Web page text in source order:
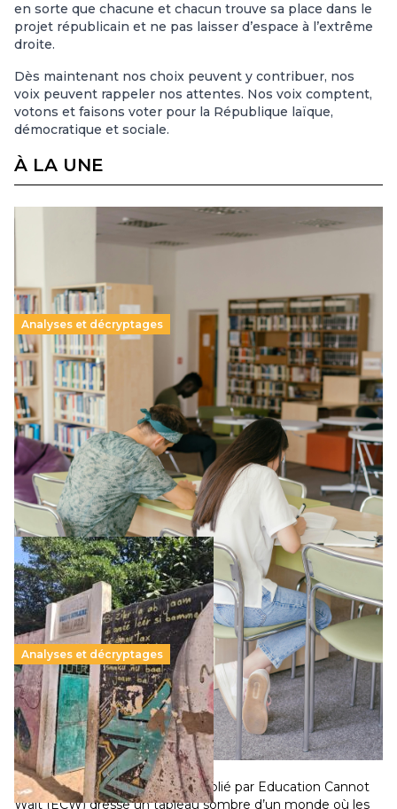
en sorte que chacune et chacun trouve sa place dans le
projet républicain et ne pas laisser d’espace à l’extrême
droite.
Dès maintenant nos choix peuvent y contribuer, nos
voix peuvent rappeler nos attentes. Nos voix comptent,
votons et faisons voter pour la République laïque,
démocratique et sociale.
À LA UNE
Analyses et décryptages
Supérieur privé : une dérive qui met à mal la
promesse républicaine
11 juillet 2026-
Le projet de loi sur la régulation de l’enseignement
supérieur privé met en lumière l’amplification d’un système
qui relègue l’acte pédagogique au superfétatoire, voire à…
Lire la suite →
Analyses et décryptages
258 millions d’enfants victimes de la guerre, des
chocs climatiques et des déplacements de
population
11 juillet 2026- National
Un nouveau rapport mondial publié par Education Cannot
Wait (ECW) dresse un tableau sombre d’un monde où les